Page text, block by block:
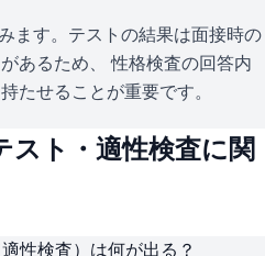
ます。テストの結果は面接時の
あるため、 性格検査の回答内
たせることが重要です。
スト・適性検査に関
性検査）は何が出る？